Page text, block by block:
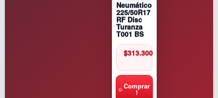
Neumático
225/50R17
RF Disc
Turanza
T001 BS
$313.300
Comprar
!